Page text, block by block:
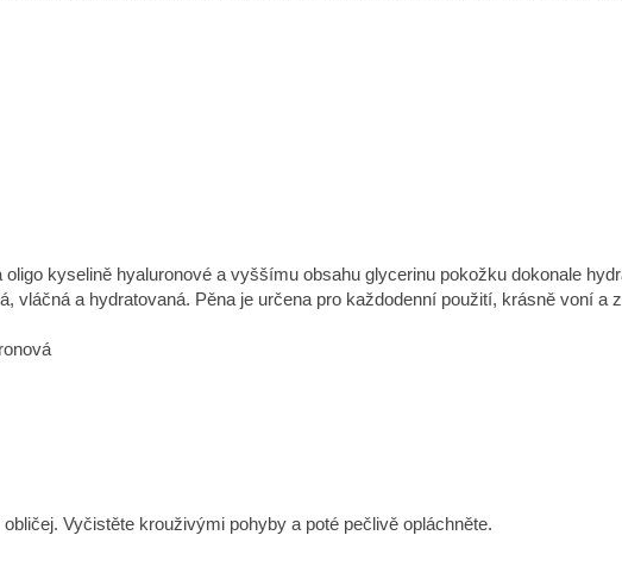
kyselině hyaluronové a vyššímu obsahu glycerinu pokožku dokonale
vláčná a hydratovaná. Pěna je určena pro každodenní použití, krásně voní a
Vyčistěte krouživými pohyby a poté pečlivě opláchněte.